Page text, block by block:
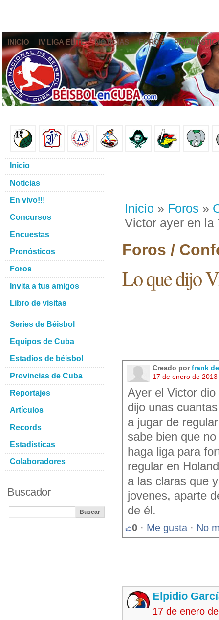
INICIO IV LIGA ELITE NOTICIAS FOROS
Inicio » Foros »
Victor ayer en la
Foros /
Lo que dijo
Creado porfrank
17 de enero de
Ayer el Victor
dijo unas
a jugar de
sabe bien que
haga liga para
regular en
a las claras que
jovenes, aparte
de él.
0 · Me gusta · No
Elpidio
17 de enero
Inicio
Noticias
En vivo!!!
Concursos
Encuestas
Pronósticos
Foros
Invita a tus amigos
Libro de visitas
Series de Béisbol
Equipos de Cuba
Estadios de béisbol
Provincias de Cuba
Reportajes
Artículos
Records
Estadísticas
Colaboradores
Buscador